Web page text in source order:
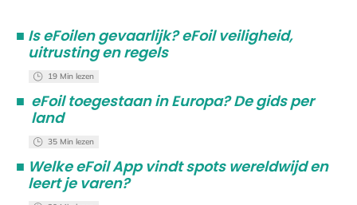
■ Is eFoilen gevaarlijk? eFoil veiligheid,
uitrusting en regels
19 Min lezen
■ eFoil toegestaan in Europa? De gids per
land
35 Min lezen
■ Welke eFoil App vindt spots wereldwijd en
leert je varen?